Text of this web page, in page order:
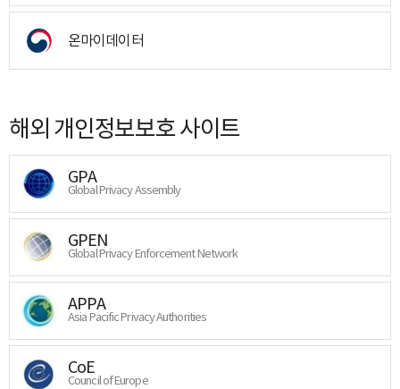
온마이데이터
해외 개인정보보호 사이트
GPA
Global Privacy Assembly
GPEN
Global Privacy Enforcement Network
APPA
Asia Pacific Privacy Authorities
CoE
Council of Europe